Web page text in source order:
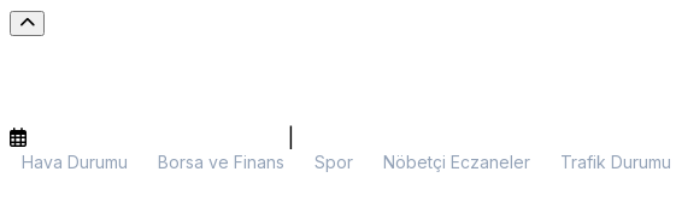
Hava Durumu Borsa ve Finans Spor Nöbetçi Eczaneler Trafik Durumu